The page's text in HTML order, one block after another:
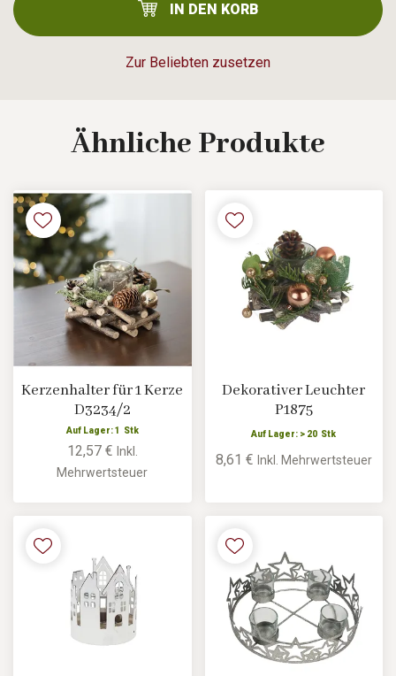
Zur Beliebten zusetzen
IN DEN KORB
Ähnliche Produkte
Kerzenhalter für 1 Kerze
D3234/2
Auf Lager: 1 Stk
12,57 € Inkl.
Mehrwertsteuer
Dekorativer Leuchter
P1875
Auf Lager: > 20 Stk
8,61 € Inkl. Mehrwertsteuer